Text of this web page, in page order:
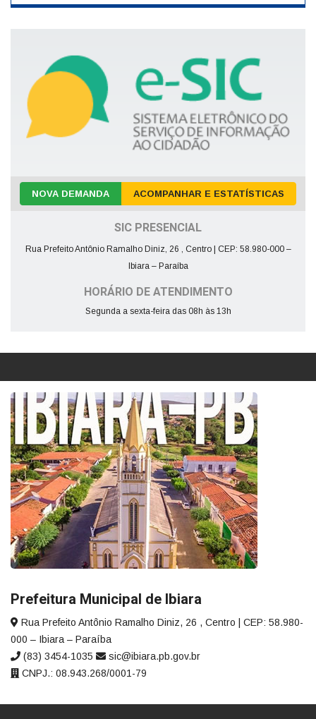
NOVA DEMANDA ACOMPANHAR E ESTATÍSTICAS
SIC PRESENCIAL
Rua Prefeito Antônio Ramalho Diniz, 26 , Centro | CEP: 58.980-000 –
Ibiara – Paraíba
HORÁRIO DE ATENDIMENTO
Segunda a sexta-feira das 08h às 13h
Prefeitura Municipal de Ibiara
Rua Prefeito Antônio Ramalho Diniz, 26 , Centro | CEP: 58.980-
000 – Ibiara – Paraíba
(83) 3454-1035
sic@ibiara.pb.gov.br
CNPJ.: 08.943.268/0001-79